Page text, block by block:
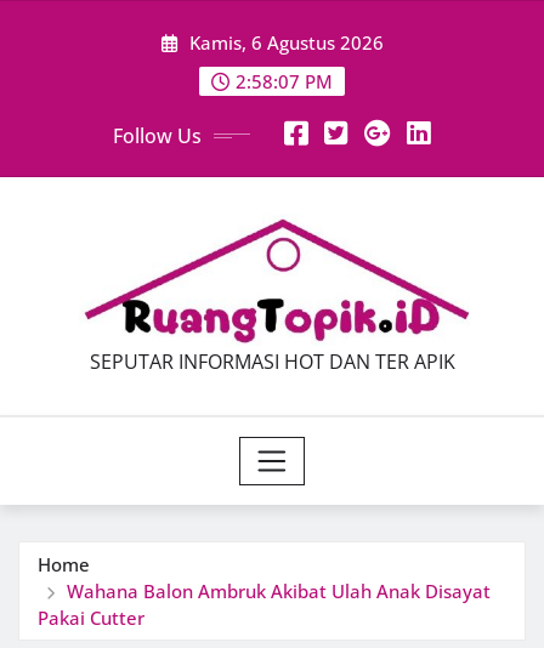
Kamis, 6 Agustus 2026
2:58:08 PM
Follow Us
SEPUTAR INFORMASI HOT DAN TER APIK
Home
Wahana Balon Ambruk Akibat Ulah Anak Disayat
Pakai Cutter